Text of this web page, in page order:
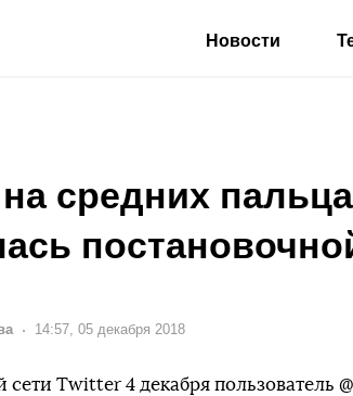
Новости
средних
Дата:
14:57, 05 декабря 2018
сети Twitter 4 декабря пользователь